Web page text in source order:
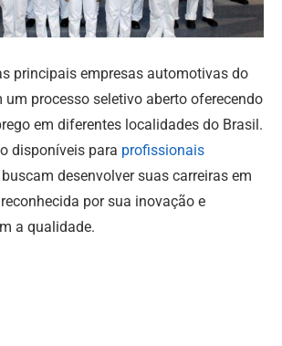
principais empresas automotivas do
um processo seletivo aberto oferecendo
em diferentes localidades do Brasil.
disponíveis para profissionais
desenvolver suas carreiras em
por sua inovação e
a qualidade.